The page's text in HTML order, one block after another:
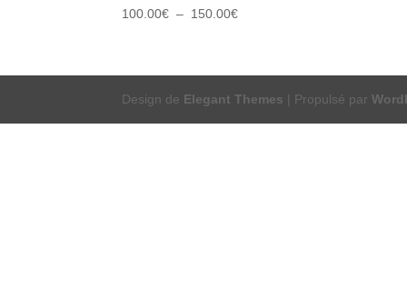
100.00€ – 150.00€Plage
100.00€
à
Design de Elegant Themes | Propulsé par